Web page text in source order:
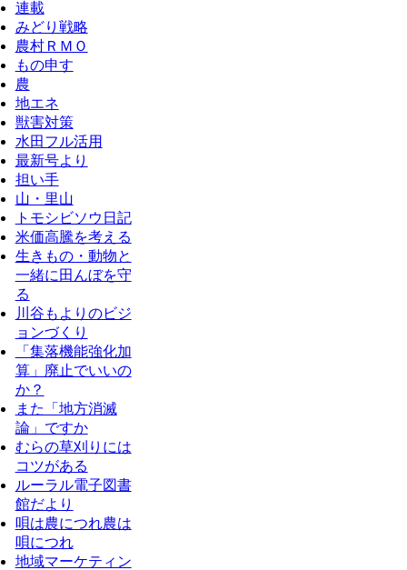
連載
みどり戦略
農村ＲＭＯ
もの申す
農
地エネ
獣害対策
水田フル活用
最新号より
担い手
山・里山
トモシビソウ日記
米価高騰を考える
生きもの・動物と
一緒に田んぼを守
る
川谷もよりのビジ
ョンづくり
「集落機能強化加
算」廃止でいいの
か？
また「地方消滅
論」ですか
むらの草刈りには
コツがある
ルーラル電子図書
館だより
唄は農につれ農は
唄につれ
地域マーケティン